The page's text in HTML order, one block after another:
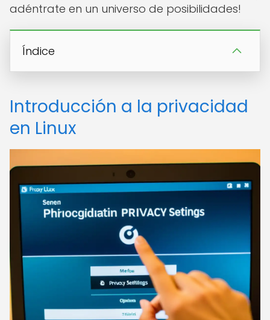
adéntrate en un universo de posibilidades!
Índice
Introducción a la privacidad
en Linux